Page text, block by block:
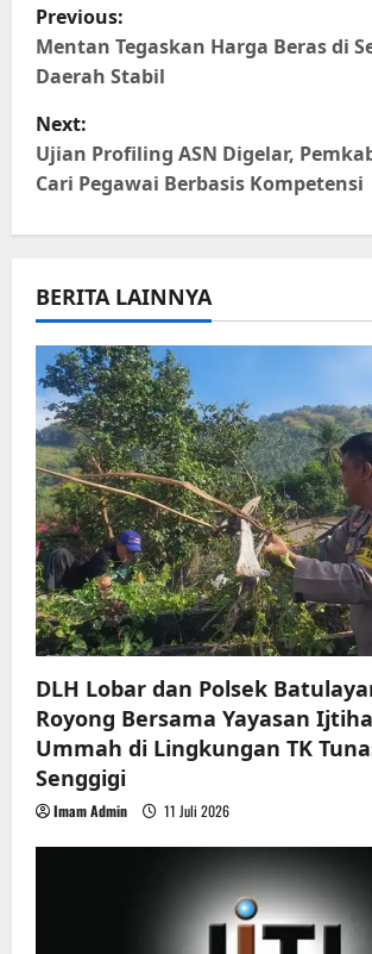
o
s
t
v
i
g
a
t
i
o
n
Previous:
Mentan Tegaskan Harga Beras di
Daerah Stabil
Next:
Ujian Profiling ASN Digelar,
Cari Pegawai Berbasis Kompetensi
BERITA LAINNYA
DLH Lobar dan Polsek
Royong Bersama Yayasan
Ummah di Lingkungan TK
Senggigi
Imam Admin 11 Juli 2026